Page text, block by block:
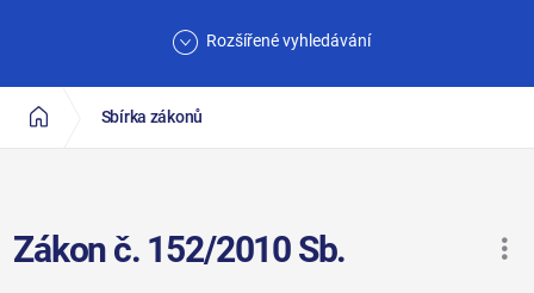
Rozšířené vyhledávání
Sbírka zákonů
Zákon č. 152/2010 Sb.